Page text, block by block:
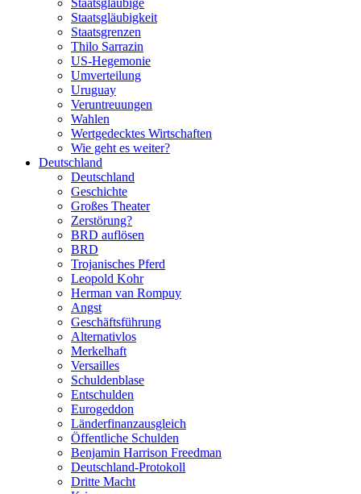
Staatsgläubige
Staatsgläubigkeit
Staatsgrenzen
Thilo Sarrazin
US-Hegemonie
Umverteilung
Uruguay
Veruntreuungen
Wahlen
Wertgedecktes Wirtschaften
Wie geht es weiter?
Deutschland
Deutschland
Geschichte
Großes Theater
Zerstörung?
BRD auflösen
BRD
Trojanisches Pferd
Leopold Kohr
Herman van Rompuy
Angst
Geschäftsführung
Alternativlos
Merkelhaft
Versailles
Schuldenblase
Entschulden
Eurogeddon
Länderfinanzausgleich
Öffentliche Schulden
Benjamin Harrison Freedman
Deutschland-Protokoll
Dritte Macht